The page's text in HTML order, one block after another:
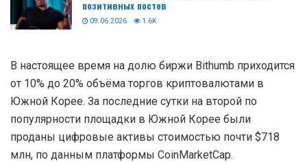
позитивных постов
09.06.2026 1.6K
В настоящее время на долю биржи Bithumb приходится
от 10% до 20% объёма торгов криптовалютами в
Южной Корее. За последние сутки на второй по
популярности площадки в Южной Корее были
проданы цифровые активы стоимостью почти $718
млн, по данным платформы CoinMarketCap.